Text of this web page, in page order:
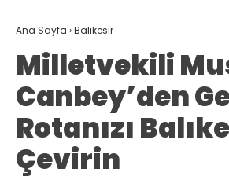
Ana Sayfa ›Balıkesir
Milletvekili
Canbey’den
Rotanızı
Çevirin